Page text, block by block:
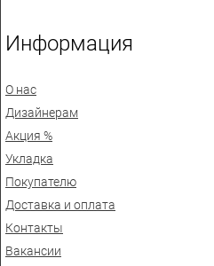
Информация
О нас
Дизайнерам
Акция %
Укладка
Покупателю
Доставка и оплата
Контакты
Вакансии